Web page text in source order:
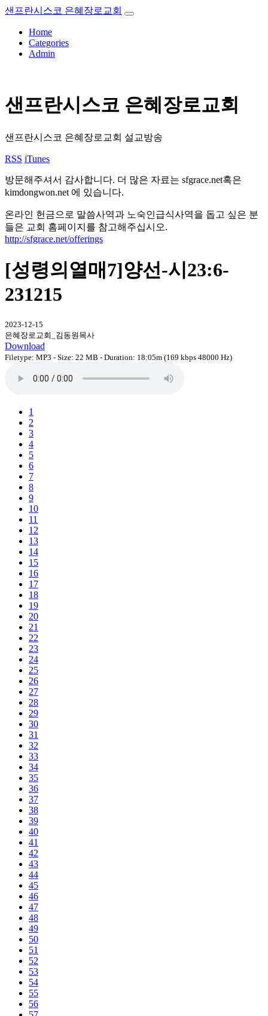
샌프란시스코 은혜장로교회
Home
Categories
Admin
샌프란시스코 은혜장로교회
샌프란시스코 은혜장로교회 설교방송
RSS iTunes
방문해주셔서 감사합니다. 더 많은 자료는 sfgrace.net혹은
kimdongwon.net 에 있습니다.
온라인 헌금으로 말씀사역과 노숙인급식사역을 돕고 싶은 분
들은 교회 홈페이지를 참고해주십시오.
http://sfgrace.net/offerings
[성령의열매7]양선-시23:6-
231215
2023-12-15
은혜장로교회_김동원목사
Download
Filetype: MP3 - Size: 22 MB - Duration: 18:05m (169 kbps 48000 Hz)
1
2
3
4
5
6
7
8
9
10
11
12
13
14
15
16
17
18
19
20
21
22
23
24
25
26
27
28
29
30
31
32
33
34
35
36
37
38
39
40
41
42
43
44
45
46
47
48
49
50
51
52
53
54
55
56